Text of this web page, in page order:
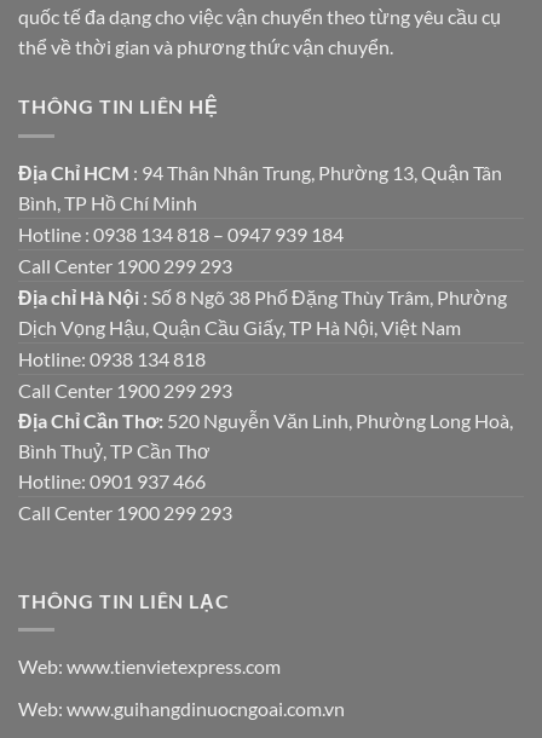
quốc tế đa dạng cho việc vận chuyển theo từng yêu cầu cụ
thể về thời gian và phương thức vận chuyển.
THÔNG TIN LIÊN HỆ
Địa Chỉ HCM : 94 Thân Nhân Trung, Phường 13, Quận Tân
Bình, TP Hồ Chí Minh
Hotline : 0938 134 818 – 0947 939 184
Call Center 1900 299 293
Địa chỉ Hà Nội : Số 8 Ngõ 38 Phố Đặng Thùy Trâm, Phường
Dịch Vọng Hậu, Quận Cầu Giấy, TP Hà Nội, Việt Nam
Hotline: 0938 134 818
Call Center 1900 299 293
Địa Chỉ Cần Thơ: 520 Nguyễn Văn Linh, Phường Long Hoà,
Bình Thuỷ, TP Cần Thơ
Hotline: 0901 937 466
Call Center 1900 299 293
THÔNG TIN LIÊN LẠC
Web: www.tienvietexpress.com
Web: www.guihangdinuocngoai.com.vn